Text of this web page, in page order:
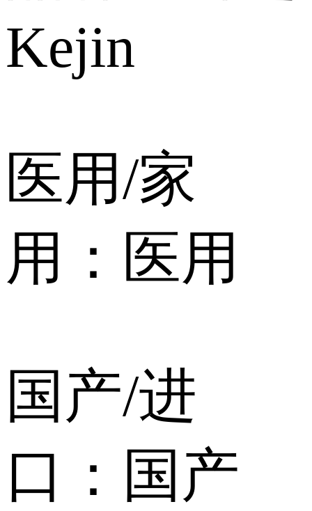
Kejin
医用/家
用：医用
国产/进
口：国产